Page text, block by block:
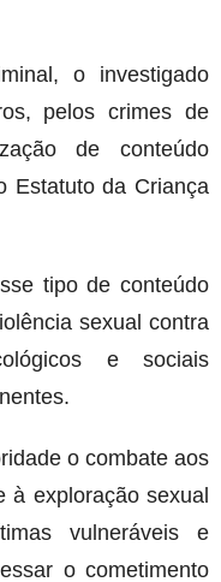
o investigado
pelos crimes de
de conteúdo
Estatuto da Criança
tipo de conteúdo
sexual contra
e sociais
o combate aos
à exploração sexual
vulneráveis e
o cometimento